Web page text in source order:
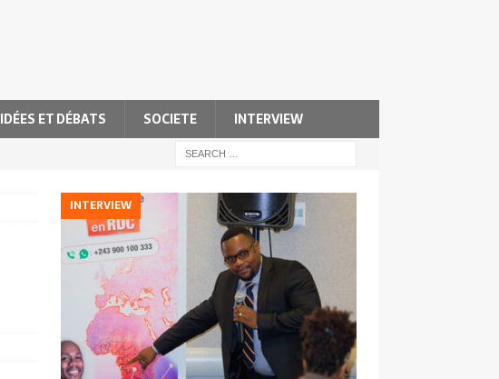
IDÉES ET DÉBATS SOCIETE INTERVIEW
INTERVIEW